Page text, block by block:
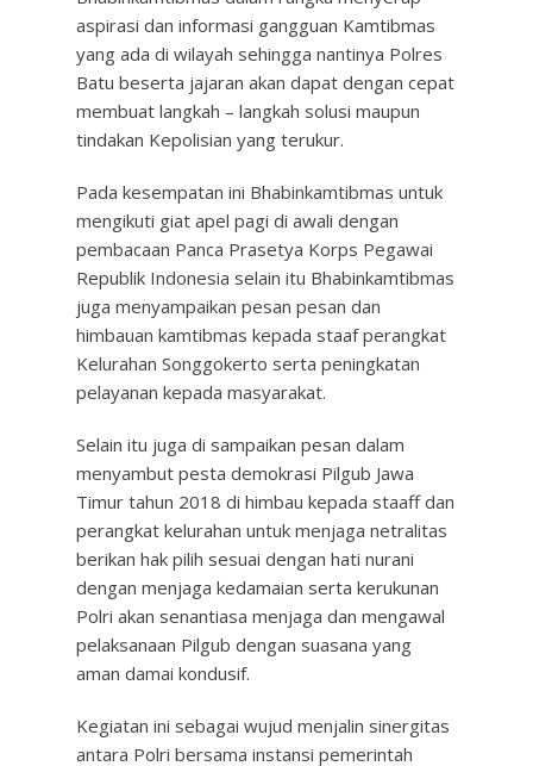
aspirasi dan informasi gangguan Kamtibmas
yang ada di wilayah sehingga nantinya Polres
Batu beserta jajaran akan dapat dengan cepat
membuat langkah – langkah solusi maupun
tindakan Kepolisian yang terukur.
Pada kesempatan ini Bhabinkamtibmas untuk
mengikuti giat apel pagi di awali dengan
pembacaan Panca Prasetya Korps Pegawai
Republik Indonesia selain itu Bhabinkamtibmas
juga menyampaikan pesan pesan dan
himbauan kamtibmas kepada staaf perangkat
Kelurahan Songgokerto serta peningkatan
pelayanan kepada masyarakat.
Selain itu juga di sampaikan pesan dalam
menyambut pesta demokrasi Pilgub Jawa
Timur tahun 2018 di himbau kepada staaff dan
perangkat kelurahan untuk menjaga netralitas
berikan hak pilih sesuai dengan hati nurani
dengan menjaga kedamaian serta kerukunan
Polri akan senantiasa menjaga dan mengawal
pelaksanaan Pilgub dengan suasana yang
aman damai kondusif.
Kegiatan ini sebagai wujud menjalin sinergitas
antara Polri bersama instansi pemerintah